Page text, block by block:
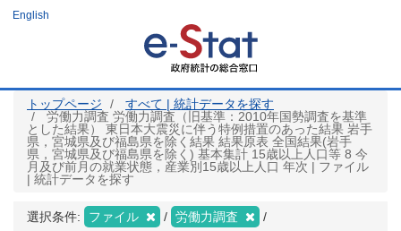
ツ
English
トップページ
すべて | 統計データを探す
労働力調査 労働力調査（旧基準：2010年国勢調査を基準
とした結果） 東日本大震災に伴う特例措置のあった結果 岩手
県，宮城県及び福島県を除く結果 結果原表 全国結果(岩手
県，宮城県及び福島県を除く) 基本集計 15歳以上人口等 8 今
月及び前月の就業状態，産業別15歳以上人口 年次 | ファイル
| 統計データを探す
選択条件: ファイル 労働力調査